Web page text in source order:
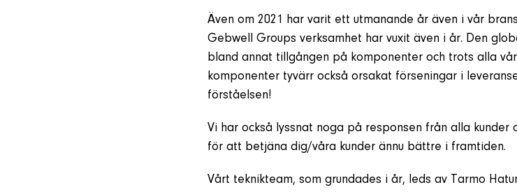
Även om 2021 har varit ett utmanande år även i vår
Gebwell Groups verksamhet har vuxit även i år. Den
bland annat tillgången på komponenter och trots alla
komponenter tyvärr också orsakat förseningar i
förståelsen!
Vi har också lyssnat noga på responsen från alla
för att betjäna dig/våra kunder ännu bättre i framtiden.
Vårt teknikteam, som grundades i år, leds av Tarmo